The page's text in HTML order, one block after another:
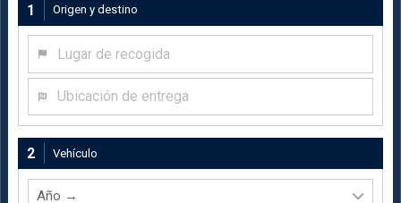
1 Origen y destino
2 Vehículo